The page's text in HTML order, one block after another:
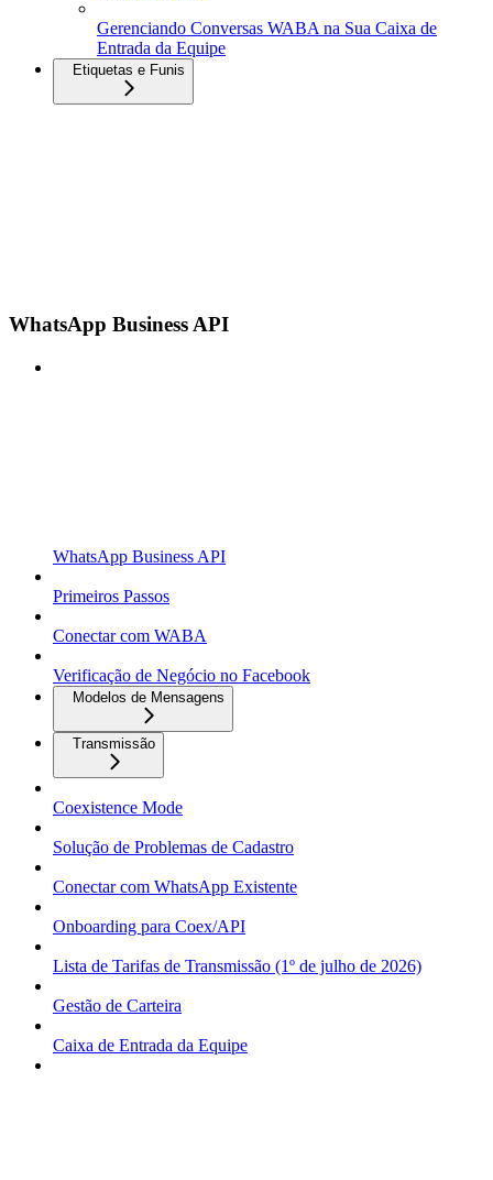
Gerenciando Conversas WABA na Sua Caixa de
Entrada da Equipe
Etiquetas e Funis
WhatsApp Business API
WhatsApp Business API
Primeiros Passos
Conectar com WABA
Verificação de Negócio no Facebook
Modelos de Mensagens
Transmissão
Coexistence Mode
Solução de Problemas de Cadastro
Conectar com WhatsApp Existente
Onboarding para Coex/API
Lista de Tarifas de Transmissão (1º de julho de 2026)
Gestão de Carteira
Caixa de Entrada da Equipe